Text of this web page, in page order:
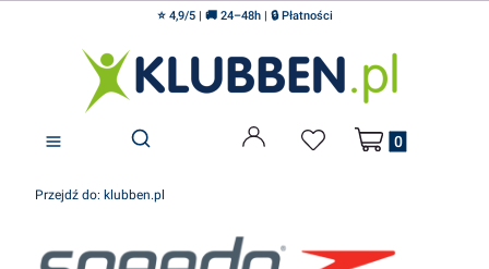
⭐ 4,9/5 | 🚚 24–48h | 🔒 Płatności
Otwórz wyszukiwarkę
Produkty w
Przejdź do: klubben.pl